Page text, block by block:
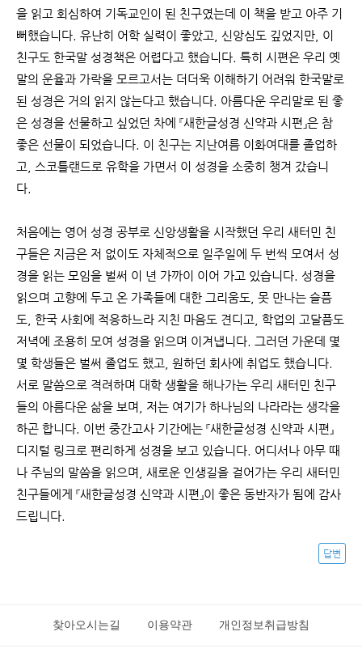
을 읽고 회심하여 기독교인이 된 친구였는데 이 책을 받고 아주 기
뻐했습니다. 유난히 어학 실력이 좋았고, 신앙심도 깊었지만, 이
친구도 한국말 성경책은 어렵다고 했습니다. 특히 시편은 우리 옛
말의 운율과 가락을 모르고서는 더더욱 이해하기 어려워 한국말로
된 성경은 거의 읽지 않는다고 했습니다. 아름다운 우리말로 된 좋
은 성경을 선물하고 싶었던 차에 『새한글성경 신약과 시편』은 참
좋은 선물이 되었습니다. 이 친구는 지난여름 이화여대를 졸업하
고, 스코틀랜드로 유학을 가면서 이 성경을 소중히 챙겨 갔습니
다.
처음에는 영어 성경 공부로 신앙생활을 시작했던 우리 새터민 친
구들은 지금은 저 없이도 자체적으로 일주일에 두 번씩 모여서 성
경을 읽는 모임을 벌써 이 년 가까이 이어 가고 있습니다. 성경을
읽으며 고향에 두고 온 가족들에 대한 그리움도, 못 만나는 슬픔
도, 한국 사회에 적응하느라 지친 마음도 견디고, 학업의 고달픔도
저녁에 조용히 모여 성경을 읽으며 이겨냅니다. 그러던 가운데 몇
몇 학생들은 벌써 졸업도 했고, 원하던 회사에 취업도 했습니다.
서로 말씀으로 격려하며 대학 생활을 해나가는 우리 새터민 친구
들의 아름다운 삶을 보며, 저는 여기가 하나님의 나라라는 생각을
하곤 합니다. 이번 중간고사 기간에는 『새한글성경 신약과 시편』
디지털 링크로 편리하게 성경을 보고 있습니다. 어디서나 아무 때
나 주님의 말씀을 읽으며, 새로운 인생길을 걸어가는 우리 새터민
친구들에게 『새한글성경 신약과 시편』이 좋은 동반자가 됨에 감사
드립니다.
답변
찾아오시는길 이용약관 개인정보취급방침